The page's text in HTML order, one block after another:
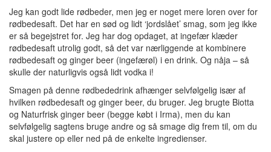
Jeg kan godt lide rødbeder, men jeg er noget mere loren over for
rødbedesaft. Det har en sød og lidt ‘jordslået’ smag, som jeg ikke
er så begejstret for. Jeg har dog opdaget, at ingefær klæder
rødbedesaft utrolig godt, så det var nærliggende at kombinere
rødbedesaft og ginger beer (ingefærøl) i en drink. Og nåja – så
skulle der naturligvis også lidt vodka i!
Smagen på denne rødbededrink afhænger selvfølgelig især af
hvilken rødbedesaft og ginger beer, du bruger. Jeg brugte Biotta
og Naturfrisk ginger beer (begge købt i Irma), men du kan
selvfølgelig sagtens bruge andre og så smage dig frem til, om du
skal justere op eller ned på de enkelte ingredienser.